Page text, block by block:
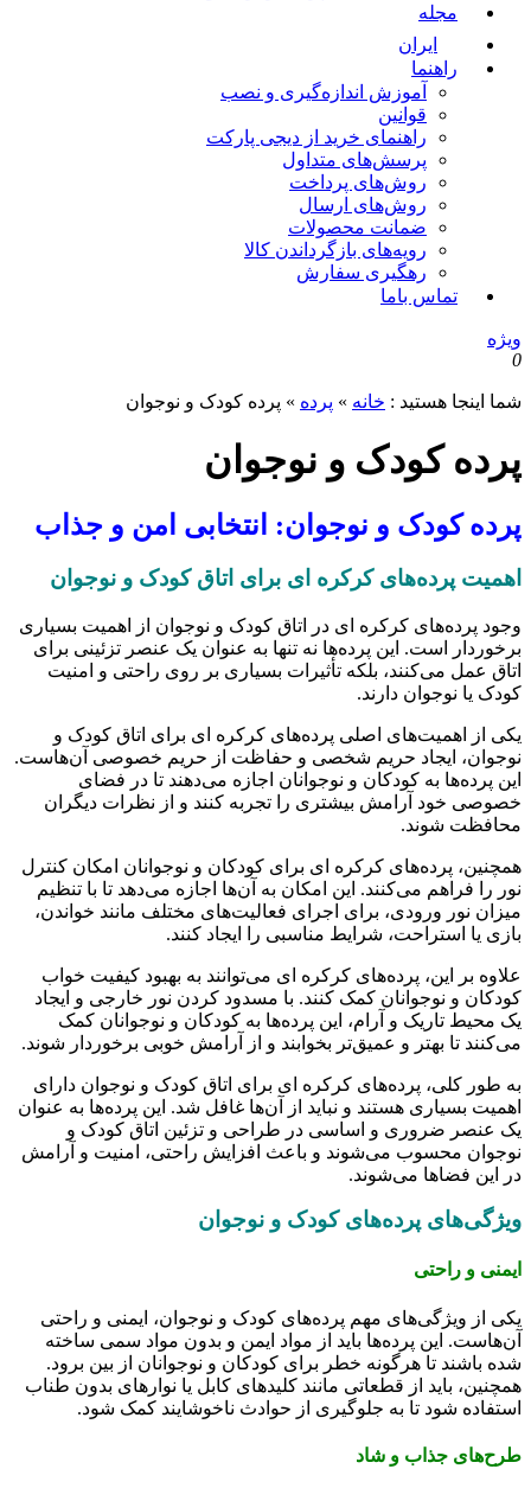
مجله
ایران
راهنما
آموزش اندازه‌گیری و نصب
قوانین
راهنمای خرید از دیجی پارکت
پرسش‌های متداول
روش‌های پرداخت
روش‌های ارسال
ضمانت محصولات
رویه‌های بازگرداندن کالا
رهگیری سفارش
تماس باما
ویژه
0
شما اینجا هستید : خانه » پرده » پرده کودک و نوجوان
پرده کودک و نوجوان
پرده کودک و نوجوان: انتخابی امن و جذاب
اهمیت پرده‌های کرکره ای برای اتاق کودک و نوجوان
وجود پرده‌های کرکره ای در اتاق کودک و نوجوان از اهمیت بسیاری
برخوردار است. این پرده‌ها نه تنها به عنوان یک عنصر تزئینی برای
اتاق عمل می‌کنند، بلکه تأثیرات بسیاری بر روی راحتی و امنیت
کودک یا نوجوان دارند.
یکی از اهمیت‌های اصلی پرده‌های کرکره ای برای اتاق کودک و
نوجوان، ایجاد حریم شخصی و حفاظت از حریم خصوصی آن‌هاست.
این پرده‌ها به کودکان و نوجوانان اجازه می‌دهند تا در فضای
خصوصی خود آرامش بیشتری را تجربه کنند و از نظرات دیگران
محافظت شوند.
همچنین، پرده‌های کرکره ای برای کودکان و نوجوانان امکان کنترل
نور را فراهم می‌کنند. این امکان به آن‌ها اجازه می‌دهد تا با تنظیم
میزان نور ورودی، برای اجرای فعالیت‌های مختلف مانند خواندن،
بازی یا استراحت، شرایط مناسبی را ایجاد کنند.
علاوه بر این، پرده‌های کرکره ای می‌توانند به بهبود کیفیت خواب
کودکان و نوجوانان کمک کنند. با مسدود کردن نور خارجی و ایجاد
یک محیط تاریک و آرام، این پرده‌ها به کودکان و نوجوانان کمک
می‌کنند تا بهتر و عمیق‌تر بخوابند و از آرامش خوبی برخوردار شوند.
به طور کلی، پرده‌های کرکره ای برای اتاق کودک و نوجوان دارای
اهمیت بسیاری هستند و نباید از آن‌ها غافل شد. این پرده‌ها به عنوان
یک عنصر ضروری و اساسی در طراحی و تزئین اتاق کودک و
نوجوان محسوب می‌شوند و باعث افزایش راحتی، امنیت و آرامش
در این فضاها می‌شوند.
ویژگی‌های پرده‌های کودک و نوجوان
ایمنی و راحتی
یکی از ویژگی‌های مهم پرده‌های کودک و نوجوان، ایمنی و راحتی
آن‌هاست. این پرده‌ها باید از مواد ایمن و بدون مواد سمی ساخته
شده باشند تا هرگونه خطر برای کودکان و نوجوانان از بین برود.
همچنین، باید از قطعاتی مانند کلیدهای کابل یا نوارهای بدون طناب
استفاده شود تا به جلوگیری از حوادث ناخوشایند کمک شود.
طرح‌های جذاب و شاد